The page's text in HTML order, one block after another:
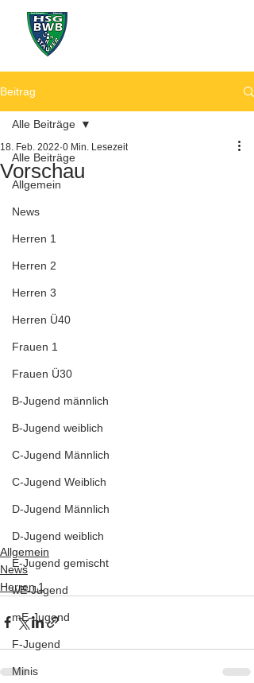
Beitrag
Alle Beiträge
Allgemein
News
Herren 1
Herren 2
Herren 3
Herren Ü40
Frauen 1
Frauen Ü30
B-Jugend männlich
B-Jugend weiblich
C-Jugend Männlich
C-Jugend Weiblich
D-Jugend Männlich
D-Jugend weiblich
E-Jugend gemischt
wE-Jugend
mE-Jugend
F-Jugend
Minis
Alle Beiträge
Vorschau
18. Feb. 2022 0 Min. Lesezeit
Allgemein
News
Herren 1